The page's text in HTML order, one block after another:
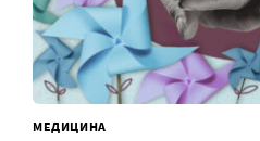
МЕДИЦИНА